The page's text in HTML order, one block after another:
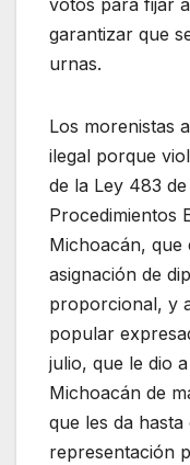
votos para fijar
garantizar que
urnas.
Los morenistas
ilegal porque
de la Ley 483
Procedimientos
Michoacán, que
asignación de
proporcional, y
popular
julio, que le dio
Michoacán de
que les da
representación